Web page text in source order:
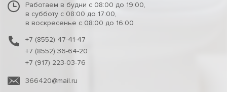
Работаем в будни с 08:00 до 19:00,
в субботу с 08:00 до 17:00,
в воскресенье с 08:00 до 16:00
+7 (8552) 47-41-47
+7 (8552) 36-64-20
+7 (917) 223-03-76
366420@mail.ru